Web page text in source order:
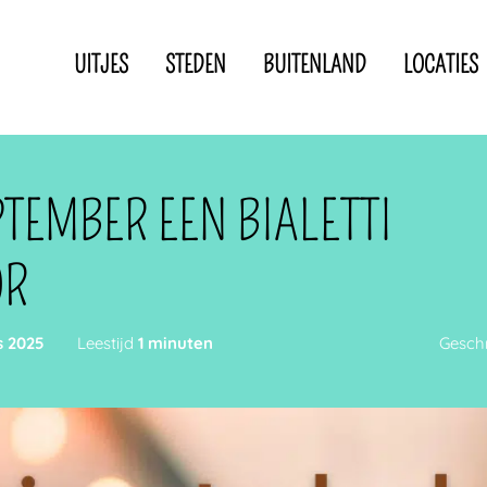
UITJES STEDEN BUITENLAND LOCATIES
Privacyverklaring
EEN BIALETTI
2025 Leestijd 1 minuten